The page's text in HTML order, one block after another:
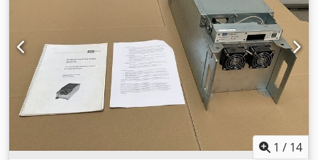
1 / 14